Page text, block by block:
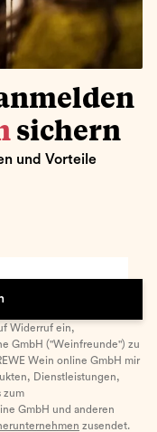
sichern
und Vorteile
Widerruf ein,
GmbH ("Weinfreunde") zu
Wein online GmbH mir
Dienstleistungen,
zum
GmbH und anderen
zusendet.